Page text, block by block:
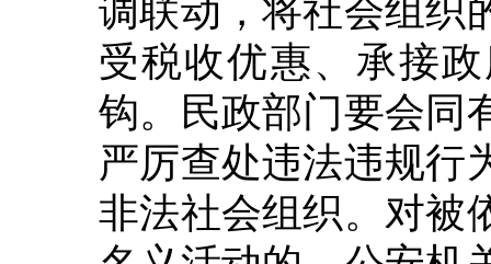
受税收优惠、承接
钩。民政部门要会同
严厉查处违法违规行
非法社会组织。对被